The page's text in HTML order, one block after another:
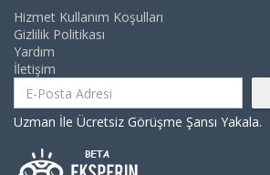
Hizmet Kullanım Koşulları
Gizlilik Politikası
Yardım
İletişim
Uzman İle Ücretsiz Görüşme Şansı Yakala.